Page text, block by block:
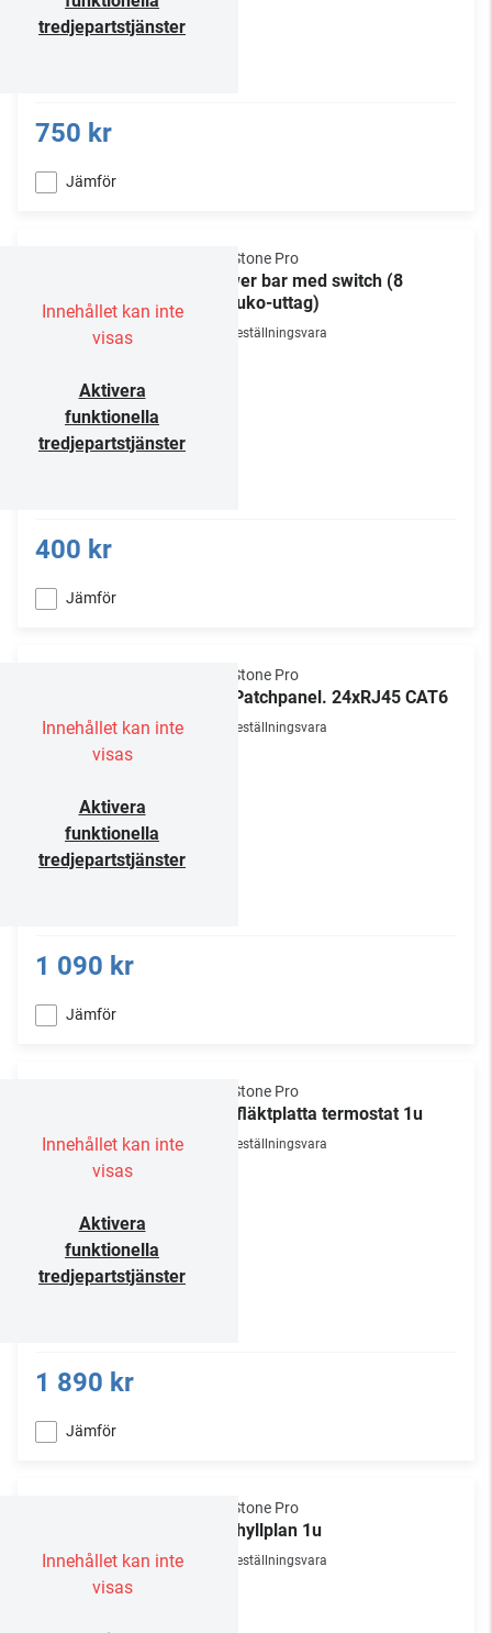
tredjepartstjänster
750 kr
Jämför
Innehållet kan inte
visas
Aktivera
funktionella
tredjepartstjänster
NorStone Pro
Power bar med switch (8
Schuko-uttag)
Beställningsvara
400 kr
Jämför
Innehållet kan inte
visas
Aktivera
funktionella
tredjepartstjänster
NorStone Pro
1U Patchpanel. 24xRJ45 CAT6
Beställningsvara
1 090 kr
Jämför
Innehållet kan inte
visas
Aktivera
funktionella
tredjepartstjänster
NorStone Pro
19" fläktplatta termostat 1u
Beställningsvara
1 890 kr
Jämför
Innehållet kan inte
visas
NorStone Pro
19" hyllplan 1u
Beställningsvara